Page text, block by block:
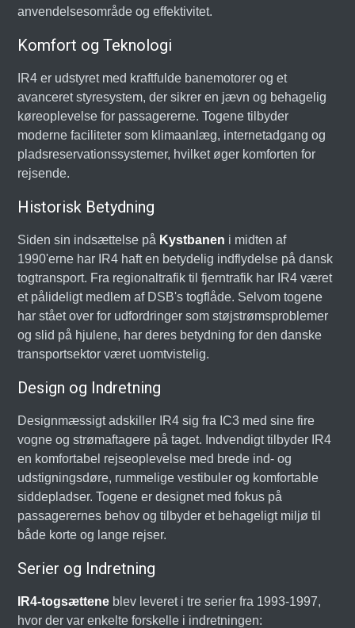
anvendelsesområde og effektivitet.
Komfort og Teknologi
IR4 er udstyret med kraftfulde banemotorer og et
avanceret styresystem, der sikrer en jævn og behagelig
køreoplevelse for passagererne. Togene tilbyder
moderne faciliteter som klimaanlæg, internetadgang og
pladsreservationssystemer, hvilket øger komforten for
rejsende.
Historisk Betydning
Siden sin indsættelse på Kystbanen i midten af
1990'erne har IR4 haft en betydelig indflydelse på dansk
togtransport. Fra regionaltrafik til fjerntrafik har IR4 været
et pålideligt medlem af DSB's togflåde. Selvom togene
har stået over for udfordringer som støjstrømsproblemer
og slid på hjulene, har deres betydning for den danske
transportsektor været uomtvistelig.
Design og Indretning
Designmæssigt adskiller IR4 sig fra IC3 med sine fire
vogne og strømaftagere på taget. Indvendigt tilbyder IR4
en komfortabel rejseoplevelse med brede ind- og
udstigningsdøre, rummelige vestibuler og komfortable
siddepladser. Togene er designet med fokus på
passagerernes behov og tilbyder et behageligt miljø til
både korte og lange rejser.
Serier og Indretning
IR4-togsættene blev leveret i tre serier fra 1993-1997,
hvor der var enkelte forskelle i indretningen: